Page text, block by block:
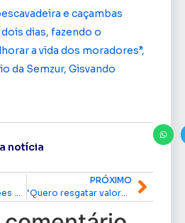
e caçambas
dias, fazendo o
a vida dos moradores”,
da Semzur, Gisvando
notícia
FTMA abre inscrições para curso de formação de árbitros de tênis de mesa no Amapá
PRÓXIMO
‘Quero resgatar valores morais e cívicos’, diz Cleuma Duarte ao anunciar pré-candidatura a deputada estadual pelo MDB